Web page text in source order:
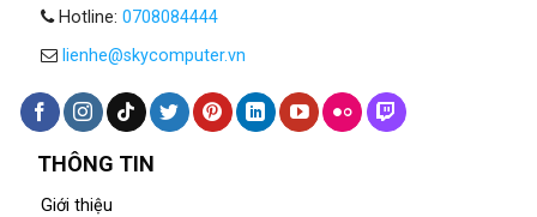
Hotline: 0708084444
lienhe@skycomputer.vn
THÔNG TIN
Giới thiệu